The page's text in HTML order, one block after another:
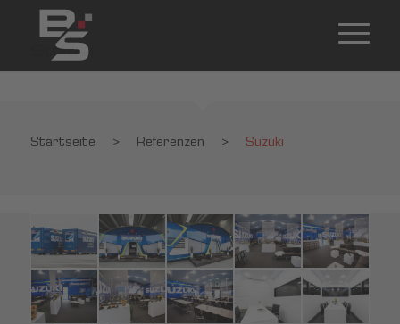
Suzuki
Startseite > Referenzen > Suzuki